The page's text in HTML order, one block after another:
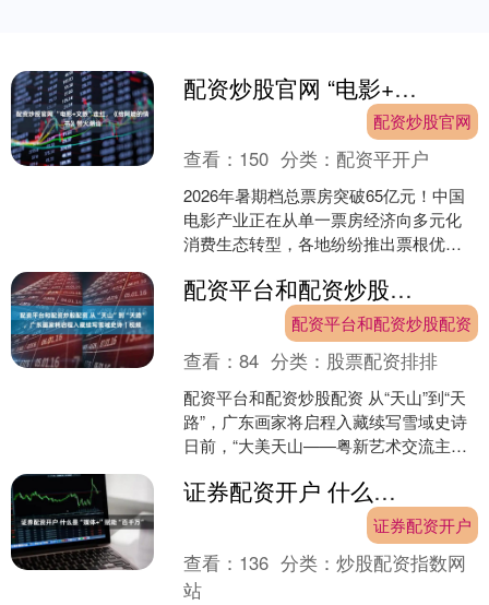
配资炒股官网 “电影+文旅”走红，《给阿嬷的情书》带火潮汕
配资炒股官网
查看： 150 分类：配资平开户
2026年暑期档总票房突破65亿元！中国
电影产业正在从单一票房经济向多元化
消费生态转型，各地纷纷推出票根优
模式全面走红。一....
配资平台和配资炒股配资 从“天山”到“天路”，广东画家将启程入藏续写雪域史诗｜视频
配资平台和配资炒股配资
查看：84 分类： 股票配资排排
配资平台和配资炒股配资 从“天山”到“天
路”，广东画家将启程入藏续写雪域史诗
日前，“大美天山——粤新艺术交流主题
展，岭南画....
证券配资开户 什么是“媒体+”赋能“百千万”
证券配资开户
查看： 136 分类：炒股配资指数网
站